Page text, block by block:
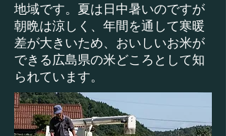
地域です。夏は日中暑いのですが
朝晩は涼しく、年間を通して寒暖
差が大きいため、おいしいお米が
できる広島県の米どころとして知
られています。